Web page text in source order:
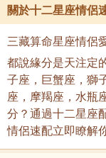
關於十二星座情侶
三藏算命星座情侶
都說緣分是天注定
子座，巨蟹座，獅
座，摩羯座，水瓶
分？通過十二星座
情侶速配立即瞭解